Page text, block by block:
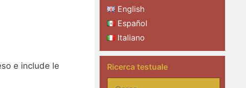
e include le
English
Español
Italiano
Ricerca testuale